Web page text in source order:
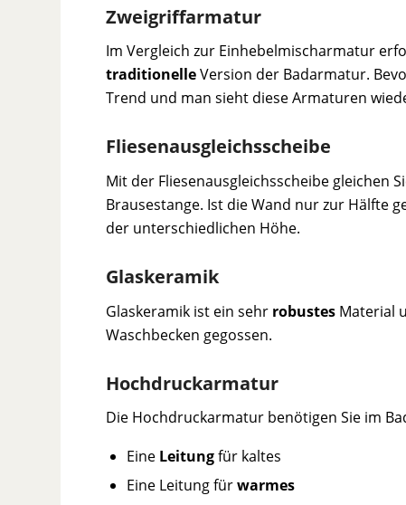
Zweigriffarmatur
Im Vergleich zur Einhebelmischarmatur
traditionelleVersion der Badarmatur.
Trend und man sieht diese Armaturen
Fliesenausgleichsscheibe
Mit der Fliesenausgleichsscheibe gleichen
Brausestange. Ist die Wand nur zur Hälfte
der unterschiedlichen Höhe.
Glaskeramik
Glaskeramik ist ein sehr robustes Material
Waschbecken gegossen.
Hochdruckarmatur
Die Hochdruckarmatur benötigen Sie im
Eine Leitungfür kaltes
Eine Leitung fürwarmes